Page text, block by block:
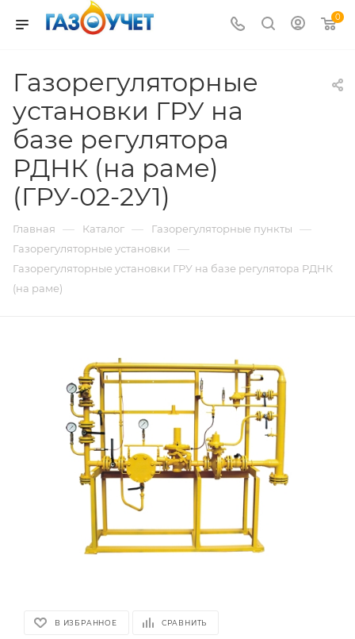
0
Газорегуляторные
установки ГРУ на
базе регулятора
РДНК (на раме)
(ГРУ-02-2У1)
Главная — Каталог — Газорегуляторные пункты —
Газорегуляторные установки —
Газорегуляторные установки ГРУ на базе регулятора РДНК
(на раме)
В ИЗБРАННОЕ СРАВНИТЬ